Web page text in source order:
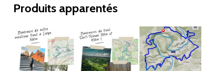
Produits apparentés